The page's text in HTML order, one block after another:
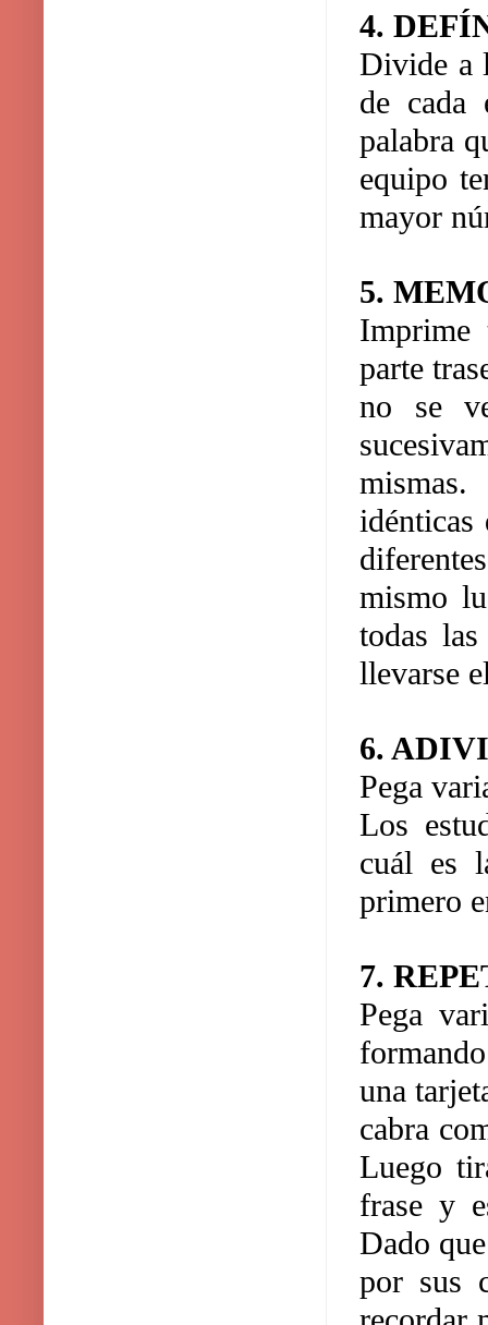
4.
Divide a
de cada
palabra
equipo
mayor
5.
Imprime
parte
no se
mismas.
idénticas
mismo
todas
llevarse
6.
Pega
Los
cuál es
primero
7.
Pega
una
cabra
Luego
frase y
Dado
por sus